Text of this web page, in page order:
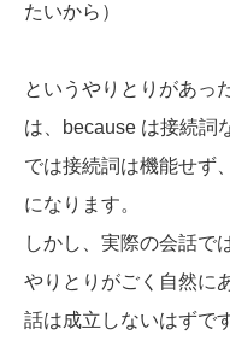
たいから）
というやりとりがあっ
は、because は接続詞
では接続詞は機能せず
になります。
しかし、実際の会話で
やりとりがごく自然に
話は成立しないはずです